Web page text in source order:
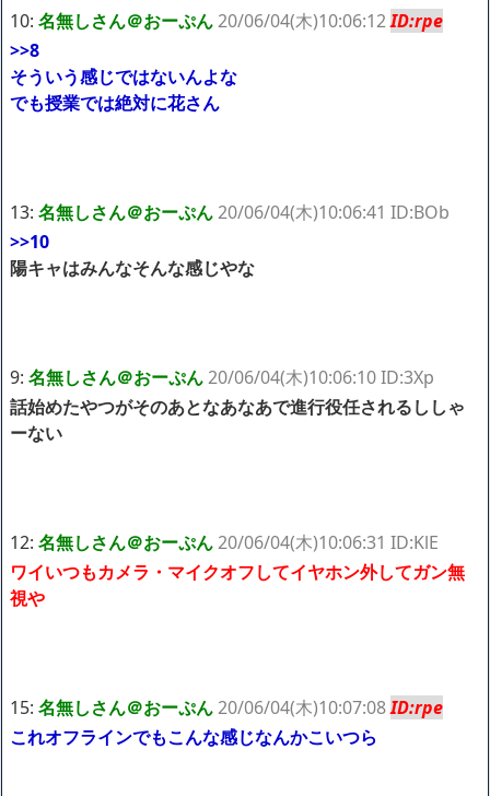
10: 名無しさん＠おーぷん20/06/04(木)10:06:12ID:rpe
>>8
そういう感じではないんよな
でも授業では絶対に花さん
13: 名無しさん＠おーぷん20/06/04(木)10:06:41 ID:BOb
>>10
陽キャはみんなそんな感じやな
9: 名無しさん＠おーぷん20/06/04(木)10:06:10 ID:3Xp
話始めたやつがそのあとなあなあで進行役任されるししゃ
ーない
12: 名無しさん＠おーぷん20/06/04(木)10:06:31 ID:KlE
ワイいつもカメラ・マイクオフしてイヤホン外してガン無
視や
15: 名無しさん＠おーぷん20/06/04(木)10:07:08ID:rpe
これオフラインでもこんな感じなんかこいつら